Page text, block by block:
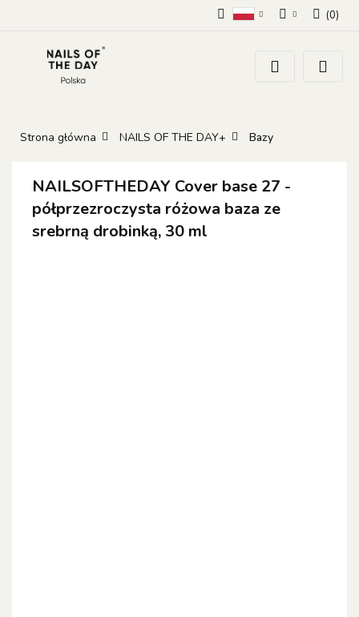
Zarejestruj się
(0)
Strona główna NAILS OF THE DAY+ Bazy
NAILSOFTHEDAY Cover base 27 -
półprzezroczysta różowa baza ze
srebrną drobinką, 30 ml